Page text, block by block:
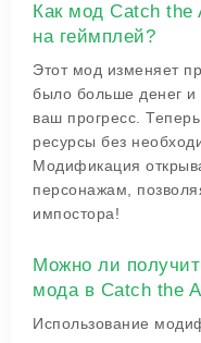
Как мод Catch the
на геймплей?
Этот мод изменяет
было больше денег и
ваш прогресс.
ресурсы без
Модификация
персонажам,
импостора!
Можно ли
мода в Catch the
Использование